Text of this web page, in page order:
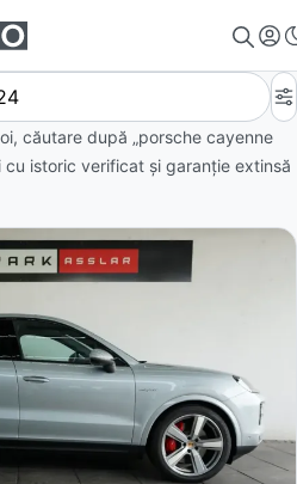
căutare după „porsche cayenne
cu istoric verificat și garanție extinsă